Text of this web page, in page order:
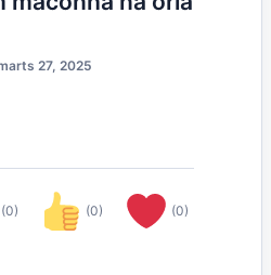
27, 2025
(0) (0) (0)